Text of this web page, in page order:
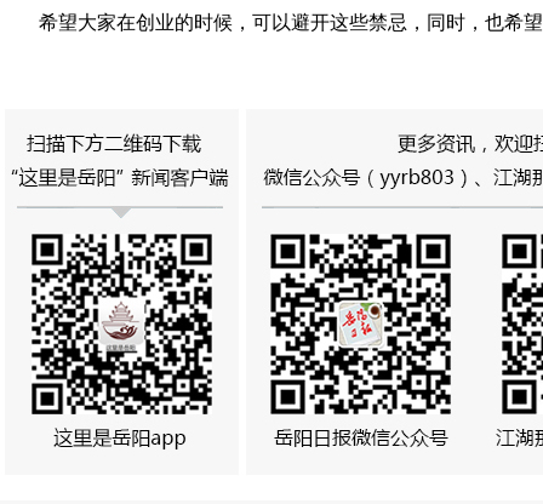
希望大家在创业的时候，可以避开这些禁忌，同时，也希